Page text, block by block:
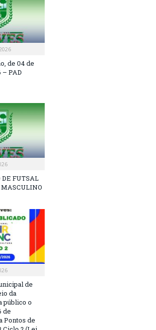
de 04 de
– PAD
FUTSAL
de
da
público o
de
Pontos de